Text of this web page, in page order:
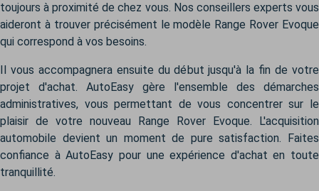
toujours à proximité de chez vous. Nos conseillers experts vous
aideront à trouver précisément le modèle Range Rover Evoque
qui correspond à vos besoins.
Il vous accompagnera ensuite du début jusqu'à la fin de votre
projet d'achat. AutoEasy gère l'ensemble des démarches
administratives, vous permettant de vous concentrer sur le
plaisir de votre nouveau Range Rover Evoque. L'acquisition
automobile devient un moment de pure satisfaction. Faites
confiance à AutoEasy pour une expérience d'achat en toute
tranquillité.